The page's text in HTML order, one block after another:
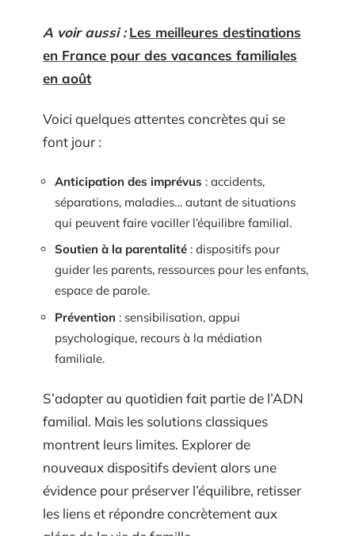
A voir aussi : Les meilleures destinations
en France pour des vacances familiales
en août
Voici quelques attentes concrètes qui se
font jour :
Anticipation des imprévus : accidents,
séparations, maladies… autant de situations
qui peuvent faire vaciller l’équilibre familial.
Soutien à la parentalité : dispositifs pour
guider les parents, ressources pour les enfants,
espace de parole.
Prévention : sensibilisation, appui
psychologique, recours à la médiation
familiale.
S’adapter au quotidien fait partie de l’ADN
familial. Mais les solutions classiques
montrent leurs limites. Explorer de
nouveaux dispositifs devient alors une
évidence pour préserver l’équilibre, retisser
les liens et répondre concrètement aux